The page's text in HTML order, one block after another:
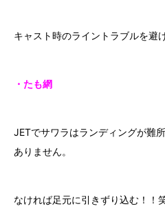
キャスト時のライントラブルを避
・たも網
JETでサワラはランディングが難
ありません。
なければ足元に引きずり込む！！